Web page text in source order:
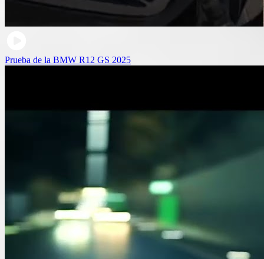
Prueba de la BMW R12 GS 2025